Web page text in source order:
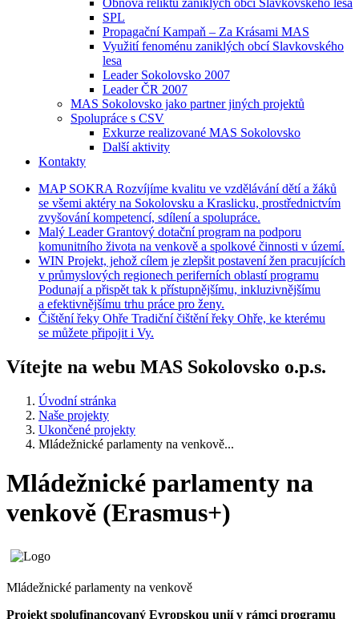
Obnova reliktů zaniklých obcí Slavkovského lesa
SPL
Propagační Kampaň – Za Krásami MAS
Využití fenoménu zaniklých obcí Slavkovského
lesa
Leader Sokolovsko 2007
Leader ČR 2007
MAS Sokolovsko jako partner jiných projektů
Spolupráce s CSV
Exkurze realizované MAS Sokolovsko
Další aktivity
Kontakty
MAPSOKRA Rozvíjíme kvalitu ve vzdělávání dětí a žáků
se všemi aktéry na Sokolovsku a Kraslicku, prostřednictvím
zvyšování kompetencí, sdílení a spolupráce.
Malý Leader Grantový dotační program na podporu
komunitního života na venkově a spolkové činnosti v území.
WIN Projekt, jehož cílem je zlepšit postavení žen pracujících
v průmyslových regionech periferních oblastí programu
Podunají a přispět tak k přístupnějšímu, inkluzivnějšímu
a efektivnějšímu trhu práce pro ženy.
Čištěnířeky Ohře Tradiční čištění řeky Ohře, ke kterému
se můžete připojit i Vy.
Vítejte na webu MAS Sokolovsko o.p.s.
Úvodní stránka
Naše projekty
Ukončené projekty
Mládežnické parlamenty na venkově...
Mládežnické parlamenty na
venkově (Erasmus+)
Mládežnické parlamenty na venkově
Projekt spolufinancovaný Evropskou unií v rámci programu